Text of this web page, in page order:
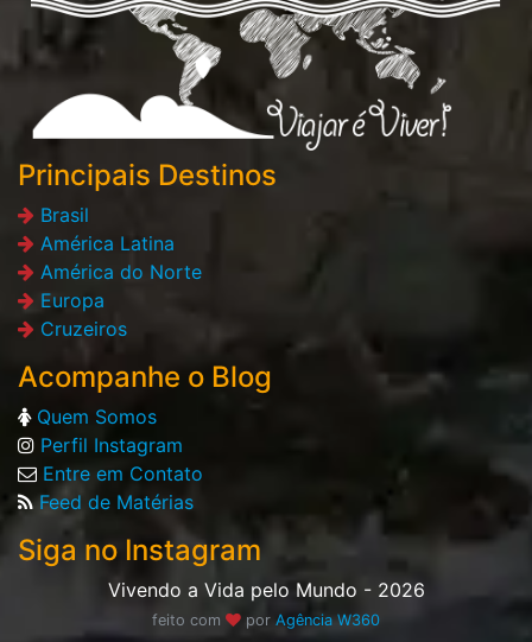
Principais Destinos
Brasil
América Latina
América do Norte
Europa
Cruzeiros
Acompanhe o Blog
Quem Somos
Perfil Instagram
Entre em Contato
Feed de Matérias
Siga no Instagram
Vivendo a Vida pelo Mundo - 2026
feito com por Agência W360